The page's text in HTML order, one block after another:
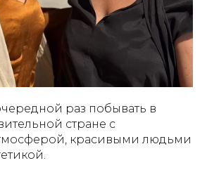
раз побывать в
стране с
красивыми людьми